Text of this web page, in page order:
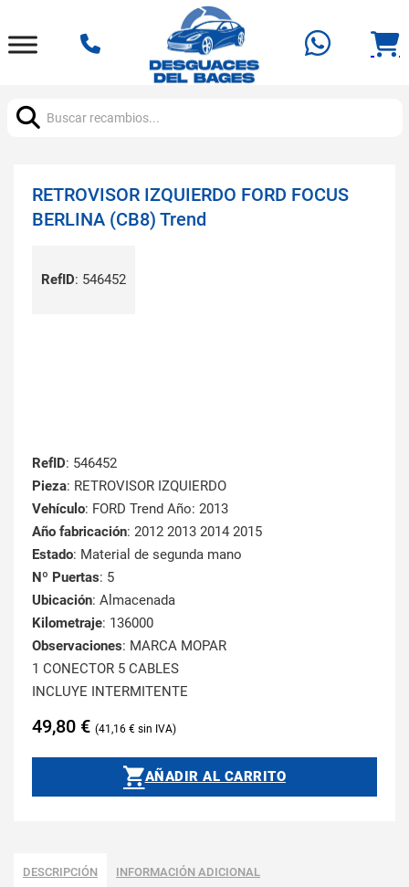
RETROVISOR IZQUIERDO FORD FOCUS
BERLINA (CB8) Trend
RefID: 546452
RefID: 546452
Pieza: RETROVISOR IZQUIERDO
Vehículo: FORD Trend Año: 2013
Año fabricación: 2012 2013 2014 2015
Estado: Material de segunda mano
Nº Puertas: 5
Ubicación: Almacenada
Kilometraje: 136000
Observaciones: MARCA MOPAR
1 CONECTOR 5 CABLES
INCLUYE INTERMITENTE
49,80 € 41,16 €
AÑADIR AL CARRITO
DESCRIPCIÓN INFORMACIÓN ADICIONAL